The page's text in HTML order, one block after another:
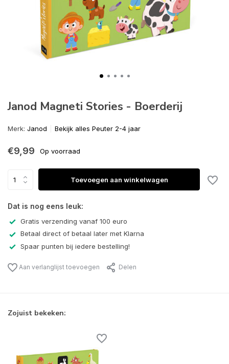
Janod Magneti Stories - Boerderij
Merk: Janod Bekijk alles Peuter 2-4 jaar
€9,99 Op voorraad
Toevoegen aan winkelwagen
Dat is nog eens leuk:
Gratis verzending vanaf 100 euro
Betaal direct of betaal later met Klarna
Spaar punten bij iedere bestelling!
Aan verlanglijst toevoegen Delen
Zojuist bekeken: